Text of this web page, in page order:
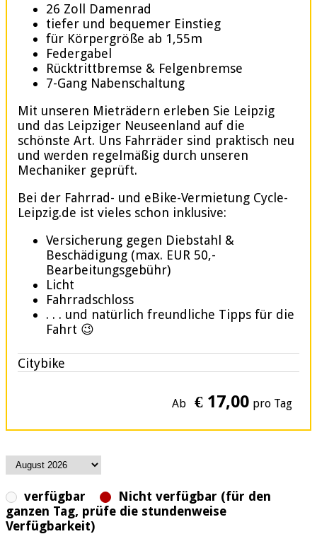
26 Zoll Damenrad
tiefer und bequemer Einstieg
für Körpergröße ab 1,55m
Federgabel
Rücktrittbremse & Felgenbremse
7-Gang Nabenschaltung
Mit unseren Mieträdern erleben Sie Leipzig
und das Leipziger Neuseenland auf die
schönste Art. Uns Fahrräder sind praktisch neu
und werden regelmäßig durch unseren
Mechaniker geprüft.
Bei der Fahrrad- und eBike-Vermietung Cycle-
Leipzig.de ist vieles schon inklusive:
Versicherung gegen Diebstahl &
Beschädigung (max. EUR 50,-
Bearbeitungsgebühr)
Licht
Fahrradschloss
. . . und natürlich freundliche Tipps für die
Fahrt 😉
Citybike
Ab € 17,00 pro Tag
verfügbar
Nicht verfügbar (für den
ganzen Tag, prüfe die stundenweise
Verfügbarkeit)